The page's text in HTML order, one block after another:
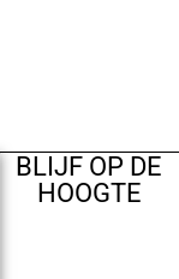
BLIJF OP DE
HOOGTE